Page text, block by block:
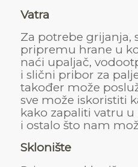
Vatra
Za potrebe grijanja,
pripremu hrane u
naći upaljač,
i slični pribor za
također može
sve može iskoristiti
kako zapaliti vatru
i ostalo što nam
Sklonište